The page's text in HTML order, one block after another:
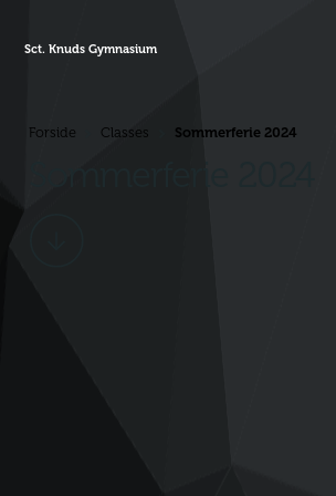
Sct. Knuds Gymnasium
Forside Classes Sommerferie 2024